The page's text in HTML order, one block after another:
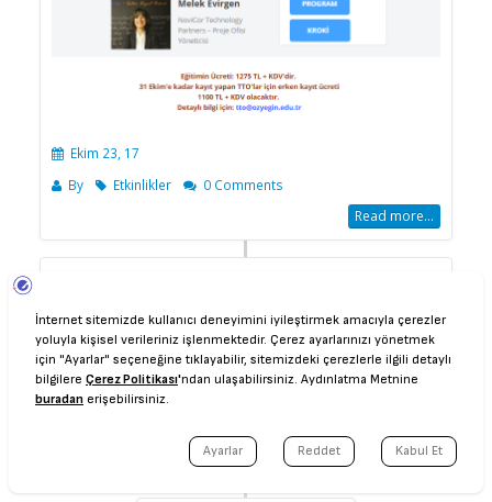
Ekim 23, 17
By
Etkinlikler 0 Comments
Read more...
Sistematik İnovasyon ile Ölçülebilir İş
Sonuçları Nasıl Geliştirilir?
Ekim 09, 17
Read more...